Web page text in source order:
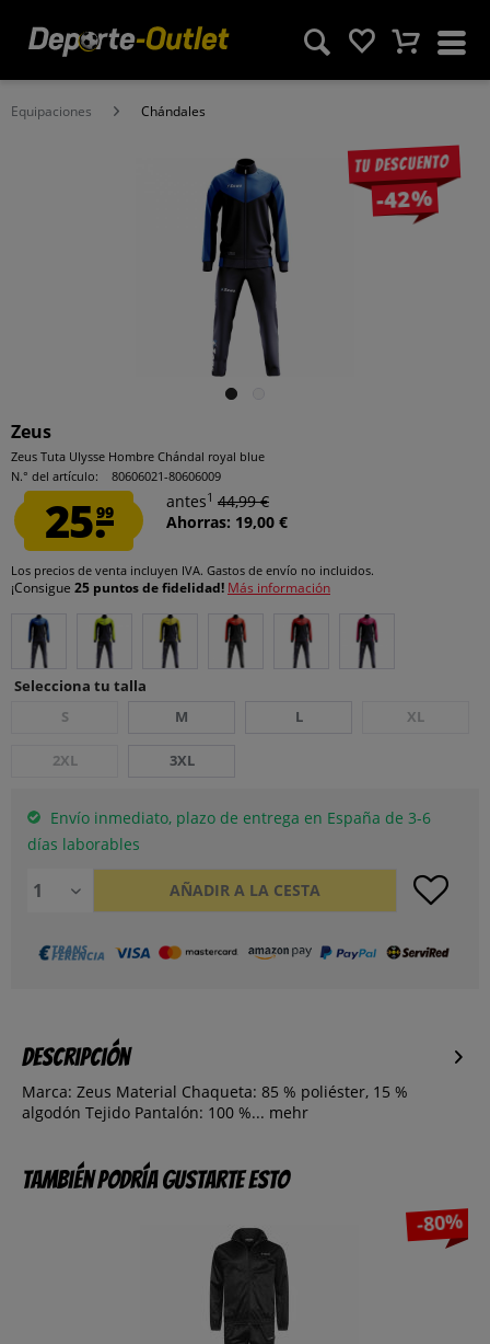
Equipaciones Chándales
Tu descuento
-42%
Zeus
Zeus Tuta Ulysse Hombre Chándal royal blue
N.° del artículo:
80606021-80606009
25.99
antes1 44,99 €
Ahorras: 19,00 €
Los precios de venta incluyen IVA. Gastos de envío no incluidos.
¡Consigue 25 puntos de fidelidad! Más información
Selecciona tu talla
S
M L XL
2XL 3XL
Envío inmediato, plazo de entrega en España de 3-6
días laborables
AÑADIR A LA CESTA
Descripción
Marca: Zeus Material Chaqueta: 85 % poliéster, 15 %
algodón Tejido Pantalón: 100 %... mehr
También podría gustarte esto
-80%